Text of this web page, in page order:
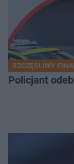
SZCZĘŚLIWY
Policjant